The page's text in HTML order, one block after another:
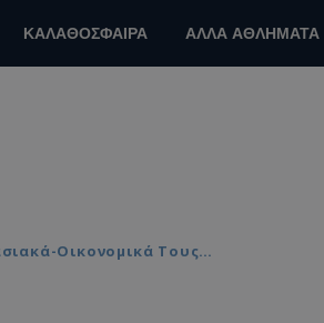
ΚΑΛΑΘΟΣΦΑΙΡΑ ΑΛΛΑ ΑΘΛΗΜΑΤΑ
Οικονομικά Τους…